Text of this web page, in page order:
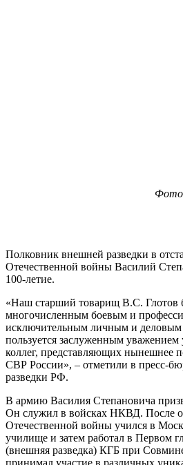
Полковник внешней разведки в
Отечественной войны Василий
100-летие.
«Наш старший товарищ В.С. Глотов
многочисленным боевым и
исключительным личным и деловым
пользуется заслуженным
коллег, представляющих нынешнее
СВР России», – отметили в пресс-
разведки РФ.
В армию Василия Степановича
Он служил в войсках НКВД. После
Отечественной войны учился в
училище и затем работал в Первом
(внешняя разведка) КГБ при
принимал участие в различных